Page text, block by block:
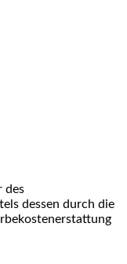
des
dessen durch die